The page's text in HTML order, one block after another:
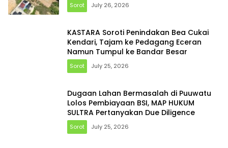
Sorot July 26, 2026
KASTARA Soroti Penindakan Bea Cukai
Kendari, Tajam ke Pedagang Eceran
Namun Tumpul ke Bandar Besar
Sorot July 25, 2026
Dugaan Lahan Bermasalah di Puuwatu
Lolos Pembiayaan BSI, MAP HUKUM
SULTRA Pertanyakan Due Diligence
Sorot July 25, 2026